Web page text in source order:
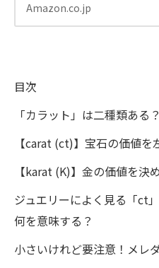
Amazon.co.jp
目次
「カラット」は二種類ある
【carat (ct)】宝石の価値
【karat (K)】金の価値を決
ジュエリーによく見る「ct
何を意味する？
小さいけれど要注意！メレ